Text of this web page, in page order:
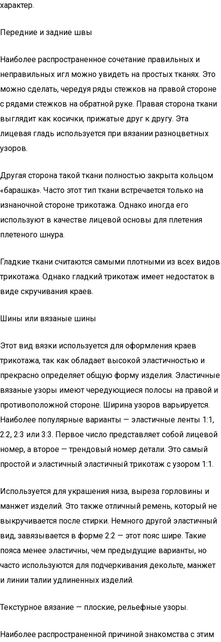
характер.
Передние и задние швы
Наиболее распространенное сочетание правильных и
неправильных игл можно увидеть на простых тканях. Это
можно сделать, чередуя ряды стежков на правой стороне
с рядами стежков на обратной руке. Правая сторона ткани
выглядит как косички, прижатые друг к другу. Эта
лицевая гладь используется при вязании разноцветных
узоров.
Другая сторона такой ткани полностью закрыта кольцом
«барашка». Часто этот тип ткани встречается только на
изнаночной стороне трикотажа. Однако иногда его
используют в качестве лицевой основы для плетения
плетеного шнура.
Гладкие ткани считаются самыми плотными из всех видов
трикотажа. Однако гладкий трикотаж имеет недостаток в
виде скручивания краев.
Шины или вязаные шины
Этот вид вязки используется для оформления краев
трикотажа, так как обладает высокой эластичностью и
прекрасно определяет общую форму изделия. Эластичные
вязаные узоры имеют чередующиеся полосы на правой и
противоположной стороне. Ширина узоров варьируется.
Наиболее популярные варианты — эластичные ленты 1:1,
2:2, 2:3 или 3:3. Первое число представляет собой лицевой
номер, а второе — трендовый номер детали. Это самый
простой и эластичный эластичный трикотаж с узором 1:1.
Используется для украшения низа, выреза горловины и
манжет изделий. Это также отличный ремень, который не
выкручивается после стирки. Немного другой эластичный
вид, завязывается в форме 2:2 — этот пояс шире. Такие
пояса менее эластичны, чем предыдущие варианты, но
часто используются для подчеркивания декольте, манжет
и линии талии удлиненных изделий.
Текстурное вязание — плоские, рельефные узоры.
Наиболее распространенной причиной знакомства с этим